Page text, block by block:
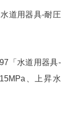
道用器具-耐圧
「水道用器具-
、上昇水